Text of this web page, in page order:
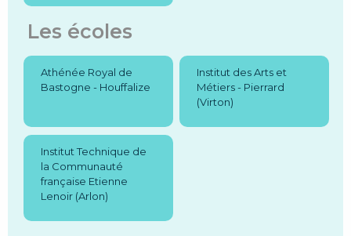
Les écoles
Athénée Royal de
Bastogne - Houffalize
Institut des Arts et
Métiers - Pierrard
(Virton)
Institut Technique de
la Communauté
française Etienne
Lenoir (Arlon)